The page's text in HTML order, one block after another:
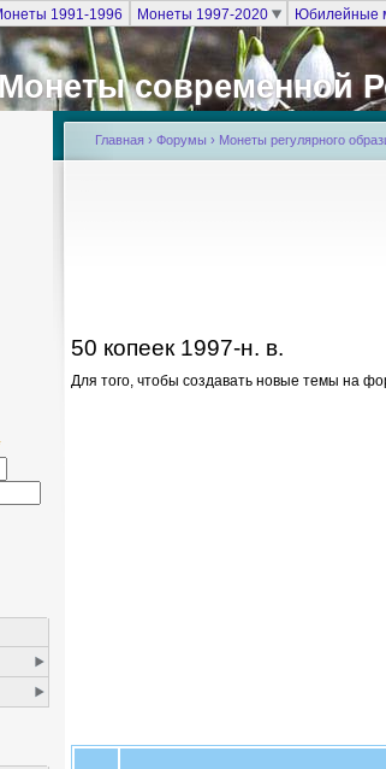
1991-1996 Монеты 1997-2020 Юбилейные
современной
Главная › Форумы › Монеты регулярного
50 копеек 1997-н. в.
Для того, чтобы создавать новые темы на